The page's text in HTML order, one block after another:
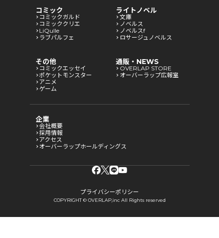
コミック
コミックガルド
コミッククリエ
LiQulle
ラブパルフェ
ライトノベル
文庫
ノベルス
ノベルスf
ロサージュノベルス
その他
コミックエッセイ
ポケットモンスター
アニメ
ゲーム
通販・NEWS
OVERLAP STORE
オーバーラップ広報室
企業
会社概要
採用情報
アクセス
オーバーラップホールディングス
プライバシーポリシー
COPYRIGHT © OVERLAP,inc All Rights reserved